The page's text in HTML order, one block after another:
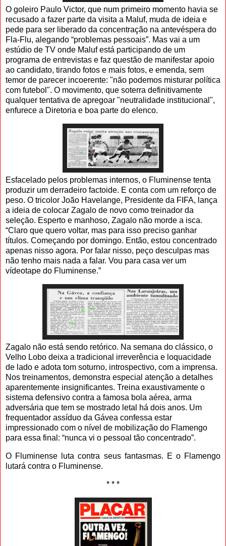
O goleiro Paulo Victor, que num primeiro momento havia se
recusado a fazer parte da visita a Maluf, muda de ideia e
pede para ser liberado da concentração na antevéspera do
Fla-Flu, alegando “problemas pessoais”. Mas vai a um
estúdio de TV onde Maluf está participando de um
programa de entrevistas e faz questão de manifestar apoio
ao candidato, tirando fotos e mais fotos, e emenda, sem
temor de parecer incoerente: "não podemos misturar política
com futebol". O movimento, que soterra definitivamente
qualquer tentativa de apregoar "neutralidade institucional",
enfurece a Diretoria e boa parte do elenco.
Esfacelado pelos problemas internos, o Fluminense tenta
produzir um derradeiro factoide. E conta com um reforço de
peso. O tricolor João Havelange, Presidente da FIFA, lança
a ideia de colocar Zagalo de novo como treinador da
seleção. Esperto e manhoso, Zagalo não morde a isca.
“Claro que quero voltar, mas para isso preciso ganhar
títulos. Começando por domingo. Então, estou concentrado
apenas nisso agora. Por falar nisso, peço desculpas mas
não tenho mais nada a falar. Vou para casa ver um
vídeotape do Fluminense.”
Zagalo não está sendo retórico. Na semana do clássico, o
Velho Lobo deixa a tradicional irreverência e loquacidade
de lado e adota tom soturno, introspectivo, com a imprensa.
Nos treinamentos, demonstra especial atenção a detalhes
aparentemente insignificantes. Treina exaustivamente o
sistema defensivo contra a famosa bola aérea, arma
adversária que tem se mostrado letal há dois anos. Um
frequentador assíduo da Gávea confessa estar
impressionado com o nível de mobilização do Flamengo
para essa final: “nunca vi o pessoal tão concentrado”.
O Fluminense luta contra seus fantasmas. E o Flamengo
lutará contra o Fluminense.
* * *